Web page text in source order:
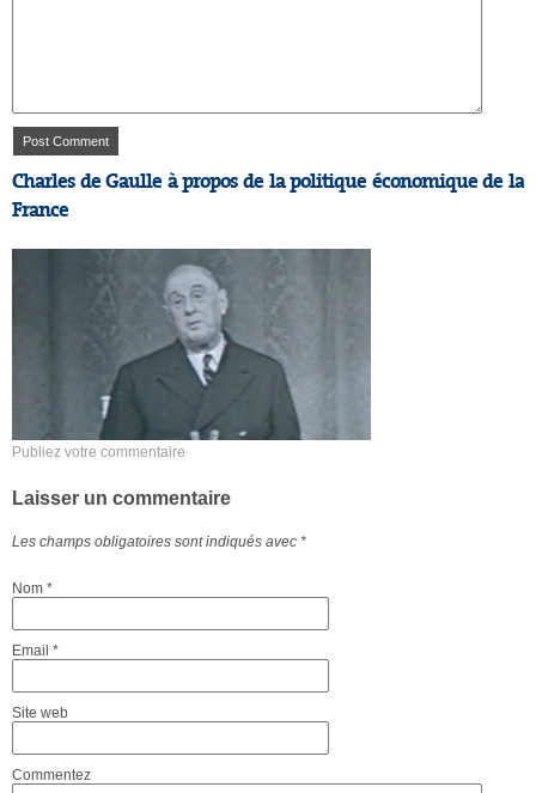
Charles de Gaulle à propos de la politique économique de la
France
Publiez votre commentaire
Laisser un commentaire
Les champs obligatoires sont indiqués avec *
Nom *
Email *
Site web
Commentez